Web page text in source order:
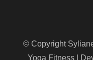
© Copyright
Yoga Fitness |